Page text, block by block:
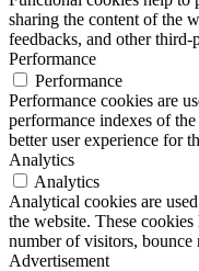
sharing the content of the
feedbacks, and other third-
Performance
Performance
Performance cookies are
performance indexes of
better user experience for
Analytics
Analytics
Analytical cookies are
the website. These
number of visitors, bounce
Advertisement